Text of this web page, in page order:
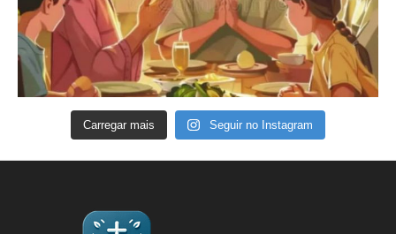
Carregar mais Seguir no Instagram